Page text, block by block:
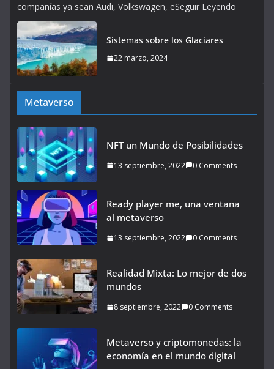
compañías ya sean Audi, Volkswagen, eSeguir Leyendo
Sistemas sobre los Glaciares
22 marzo, 2024
Metaverso
NFT un Mundo de Posibilidades
13 septiembre, 2022 0 Comments
Ready player me, una ventana
al metaverso
13 septiembre, 2022 0 Comments
Realidad Mixta: Lo mejor de dos
mundos
8 septiembre, 2022 0 Comments
Metaverso y criptomonedas: la
economía en el mundo digital